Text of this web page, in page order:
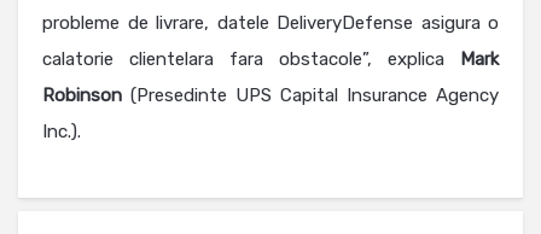
probleme de livrare, datele DeliveryDefense asigura o
calatorie clientelara fara obstacole”, explica Mark
Robinson (Presedinte UPS Capital Insurance Agency
Inc.).